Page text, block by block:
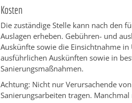
Kosten
Die zuständige Stelle kann nach den
Auslagen erheben. Gebühren- und
Auskünfte sowie die Einsichtnahme
ausführlichen Auskünften sowie in
Sanierungsmaßnahmen.
Achtung: Nicht nur Verursachende
Sanierungsarbeiten tragen. Manchmal